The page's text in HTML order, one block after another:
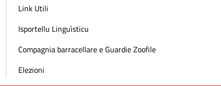
Link Utili
Isportellu Linguìsticu
Compagnia barracellare e Guardie Zoofile
Elezioni